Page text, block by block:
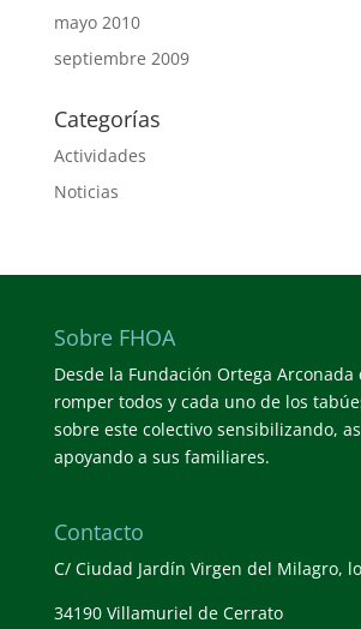
mayo 2010
septiembre 2009
Categorías
Actividades
Noticias
Sobre FHOA
Desde la Fundación Ortega Arconada
romper todos y cada uno de los
sobre este colectivo sensibilizando,
apoyando a sus familiares.
Contacto
C/ Ciudad Jardín Virgen del Milagro,
34190 Villamuriel de Cerrato